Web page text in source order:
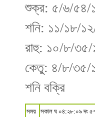
শুক্র: ৫/৬/৫৪/
শনি: ১১/১৮/
রাহু: ১০/৮/
কেতু: ৪/৮/৩৫/
শনি বক্রি
সময় সকাল ঘ ০৪:২৮:০৯ দং